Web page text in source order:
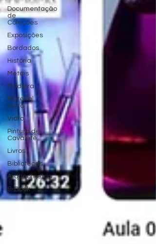
Documentação
de
Coleções
Exposições
Bordados
História
Metais
Madeira
Material
Lítico
Vidro
Pintura de
Cavalete
Livros
Bibliotecas
Arqueometria
E-Book